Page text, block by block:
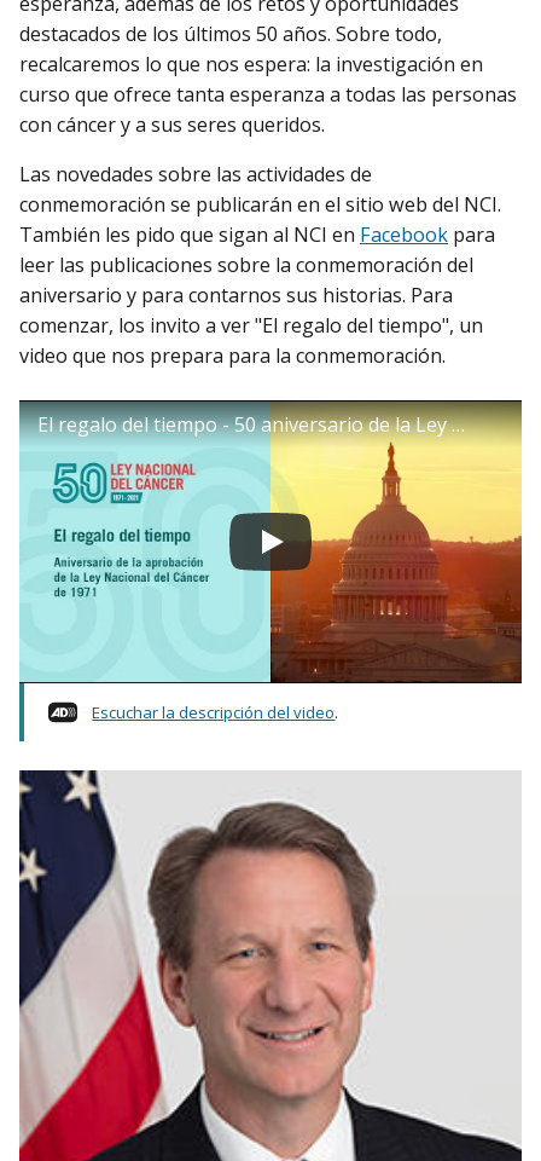
destacados de los últimos 50 años. Sobre todo,
recalcaremos lo que nos espera: la investigación en
curso que ofrece tanta esperanza a todas las personas
con cáncer y a sus seres queridos.
Las novedades sobre las actividades de
conmemoración se publicarán en el sitio web del NCI.
También les pido que sigan al NCI en Facebook para
leer las publicaciones sobre la conmemoración del
aniversario y para contarnos sus historias. Para
comenzar, los invito a ver "El regalo del tiempo", un
video que nos prepara para la conmemoración.
El regalo del tiempo - 50 aniversario de la Ley Nacional del Cáncer
Escuchar la descripción del video.